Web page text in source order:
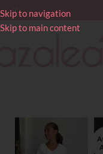
Skip to navigation
Skip to main content